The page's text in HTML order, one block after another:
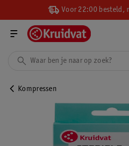
Voor 22:00 besteld,
Kompressen